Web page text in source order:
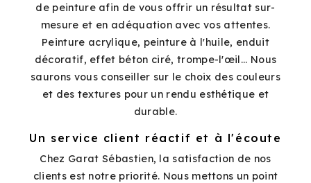
de peinture afin de vous offrir un résultat sur-
mesure et en adéquation avec vos attentes.
Peinture acrylique, peinture à l'huile, enduit
décoratif, effet béton ciré, trompe-l'œil... Nous
saurons vous conseiller sur le choix des couleurs
et des textures pour un rendu esthétique et
durable.
Un service client réactif et à l'écoute
Chez Garat Sébastien, la satisfaction de nos
clients est notre priorité. Nous mettons un point